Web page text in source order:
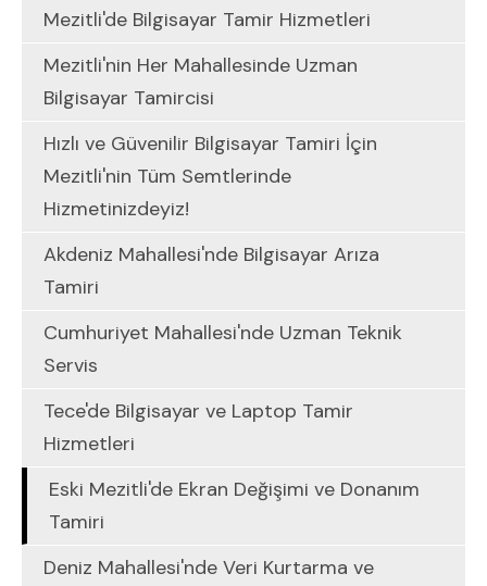
Mezitli'de Bilgisayar Tamir Hizmetleri
Mezitli'nin Her Mahallesinde Uzman
Bilgisayar Tamircisi
Hızlı ve Güvenilir Bilgisayar Tamiri İçin
Mezitli'nin Tüm Semtlerinde
Hizmetinizdeyiz!
Akdeniz Mahallesi'nde Bilgisayar Arıza
Tamiri
Cumhuriyet Mahallesi'nde Uzman Teknik
Servis
Tece'de Bilgisayar ve Laptop Tamir
Hizmetleri
Eski Mezitli'de Ekran Değişimi ve Donanım
Tamiri
Deniz Mahallesi'nde Veri Kurtarma ve